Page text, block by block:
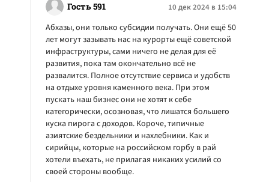
Гость 591 10 дек 2024 в 15:04
Абхазы, они только субсидии получать. Они ещё 50
лет могут зазывать нас на курорты ещё советской
инфраструктуры, сами ничего не делая для её
развития, пока там окончательно всё не
развалится. Полное отсутствие сервиса и удобств
на отдыхе уровня каменного века. При этом
пускать наш бизнес они не хотят к себе
категорически, осозновая, что лишатся большего
куска пирога с доходов. Короче, типичные
азиятские бездельники и нахлебники. Как и
сирийцы, которые на российском горбу в рай
хотели въехать, не прилагая никаких усилий со
своей стороны вообще.